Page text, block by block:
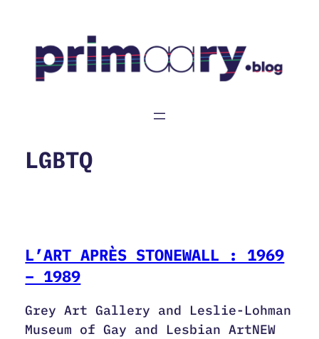
contenu
LGBTQ
L’ART APRÈS STONEWALL : 1969
– 1989
Grey Art Gallery and Leslie-Lohman
Museum of Gay and Lesbian ArtNEW